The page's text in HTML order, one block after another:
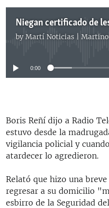
by Martí Noticias |
No media
0:00
Boris Reñí dijo a Radio
estuvo desde la
vigilancia policial y
atardecer lo agredieron.
Relató que hizo una
regresar a su domicilio
esbirro de la Seguridad